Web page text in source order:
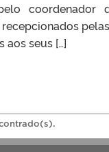
coordenador
aos seus […]